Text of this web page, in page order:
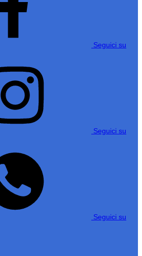
Seguici su
Seguici su
Seguici su